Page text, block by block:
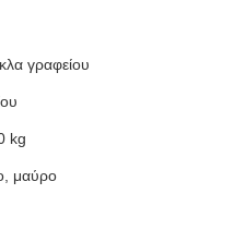
γραφείου
kg
μαύρο